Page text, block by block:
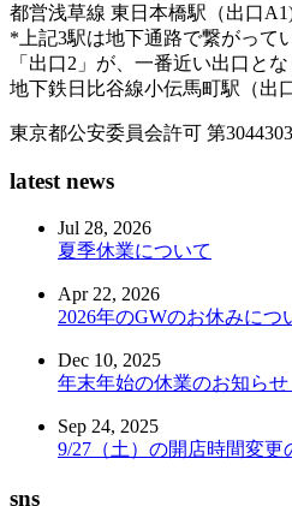
都営浅草線 東日本橋駅（出口
*上記3駅は地下通路で繋がって
「出口2」が、一番近い出口とな
地下鉄日比谷線小伝馬町駅（出
東京都公安委員会許可 第
latest news
Jul 28, 2026
夏季休業について
Apr 22, 2026
2026年のGWのお休みにつ
Dec 10, 2025
年末年始の休業のお知らせ
Sep 24, 2025
9/27（土）の開店時間変更
sns